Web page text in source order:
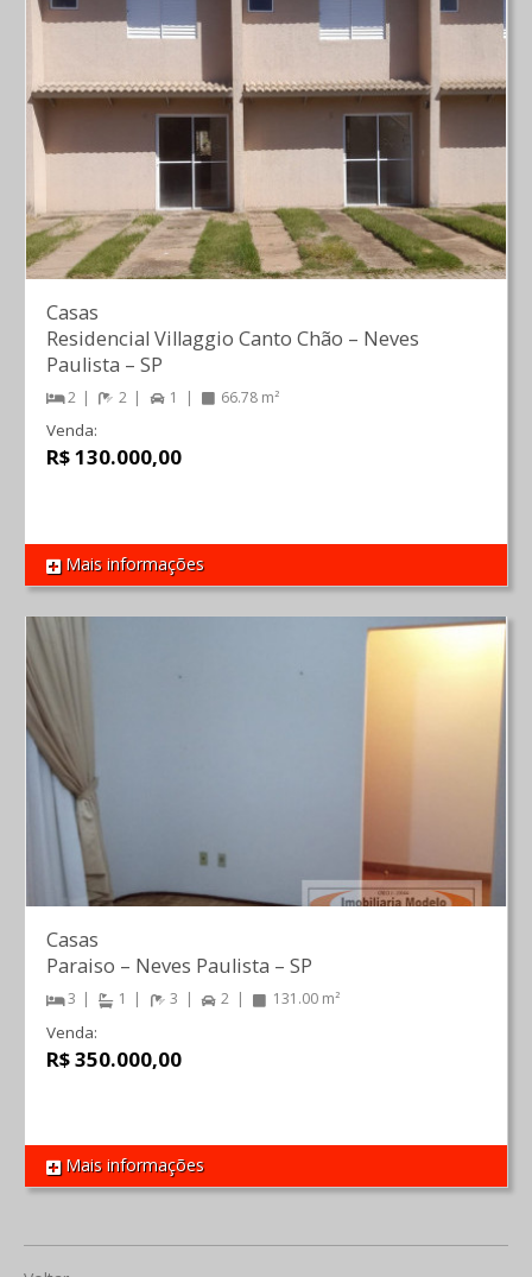
REF 1477
Casas
Residencial Villaggio Canto Chão – Neves
Paulista – SP
2 2 1 66.78 m²
Venda:
R$ 130.000,00
Mais informações
REF 841
Casas
Paraiso – Neves Paulista – SP
3 1 3 2 131.00 m²
Venda:
R$ 350.000,00
Mais informações